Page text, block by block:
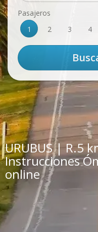
Pasajeros
1
2 3 4
URUBUS | R.5
Instrucciones
online